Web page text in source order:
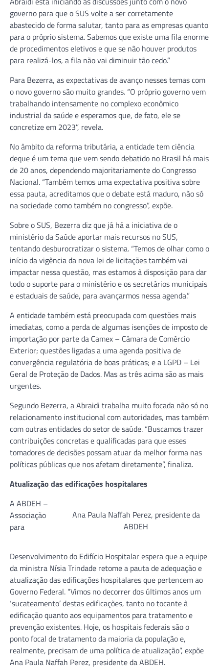
governo para que o SUS volte a ser corretamente
abastecido de forma salutar, tanto para as empresas quanto
para o próprio sistema. Sabemos que existe uma fila enorme
de procedimentos eletivos e que se não houver produtos
para realizá-los, a fila não vai diminuir tão cedo.”
Para Bezerra, as expectativas de avanço nesses temas com
o novo governo são muito grandes. “O próprio governo vem
trabalhando intensamente no complexo econômico
industrial da saúde e esperamos que, de fato, ele se
concretize em 2023”, revela.
No âmbito da reforma tributária, a entidade tem ciência
deque é um tema que vem sendo debatido no Brasil há mais
de 20 anos, dependendo majoritariamente do Congresso
Nacional. “Também temos uma expectativa positiva sobre
essa pauta, acreditamos que o debate está maduro, não só
na sociedade como também no congresso”, expõe.
Sobre o SUS, Bezerra diz que já há a iniciativa de o
ministério da Saúde aportar mais recursos no SUS,
tentando desburocratizar o sistema. “Temos de olhar como o
início da vigência da nova lei de licitações também vai
impactar nessa questão, mas estamos à disposição para dar
todo o suporte para o ministério e os secretários municipais
e estaduais de saúde, para avançarmos nessa agenda.”
A entidade também está preocupada com questões mais
imediatas, como a perda de algumas isenções de imposto de
importação por parte da Camex – Câmara de Comércio
Exterior; questões ligadas a uma agenda positiva de
convergência regulatória de boas práticas; e a LGPD – Lei
Geral de Proteção de Dados. Mas as três acima são as mais
urgentes.
Segundo Bezerra, a Abraidi trabalha muito focada não só no
relacionamento institucional com autoridades, mas também
com outras entidades do setor de saúde. “Buscamos trazer
contribuições concretas e qualificadas para que esses
tomadores de decisões possam atuar da melhor forma nas
políticas públicas que nos afetam diretamente”, finaliza.
Atualização das edificações hospitalares
Ana Paula Naffah Perez, presidente da
ABDEH
A ABDEH –
Associação
para
Desenvolvimento do Edifício Hospitalar espera que a equipe
da ministra Nísia Trindade retome a pauta de adequação e
atualização das edificações hospitalares que pertencem ao
Governo Federal. “Vimos no decorrer dos últimos anos um
‘sucateamento’ destas edificações, tanto no tocante à
edificação quanto aos equipamentos para tratamento e
prevenção existentes. Hoje, os hospitais federais são o
ponto focal de tratamento da maioria da população e,
realmente, precisam de uma política de atualização”, expõe
Ana Paula Naffah Perez, presidente da ABDEH.